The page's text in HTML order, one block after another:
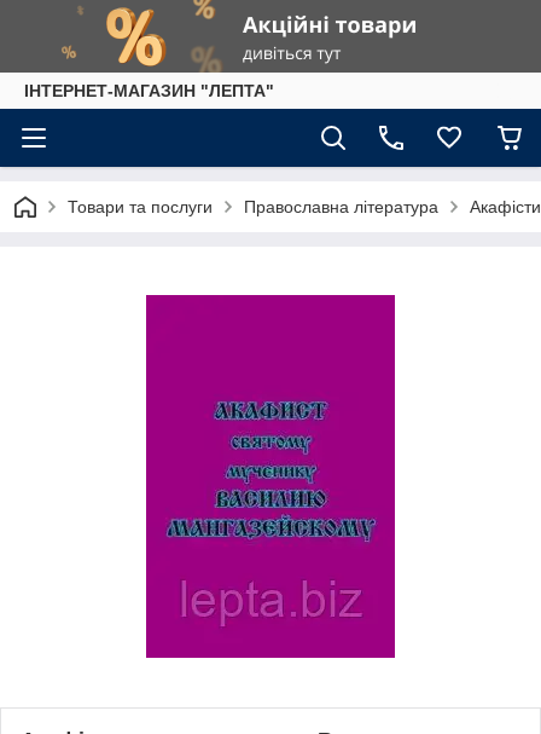
IНТЕРНЕТ-МАГАЗИН "ЛЕПТА"
Товари та послуги Православна література